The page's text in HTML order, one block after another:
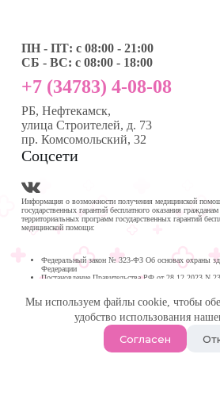
Мы используем файлы cookie, чтобы
удобство использования
Согласен
ПН - ПТ: с 08:00 - 21:00
СБ - ВС: с 08:00 - 18:00
+7 (34783) 4-08-08
РБ, Нефтекамск,
улица Строителей, д. 73
пр. Комсомольский, 32
Соцсети
Информация о возможности получения медицинской
государственных гарантий бесплатного оказания
территориальных программ государственных гарантий
медицинской помощи:
Федеральный закон № 323-ФЗ Об основах охраны
Федерации
Постановление Правительства РФ от 28.12.2023 N
Программа государственных гарантий бесплатного
Республике Башкортостан на 2024 год и на
Медика Плюс
|